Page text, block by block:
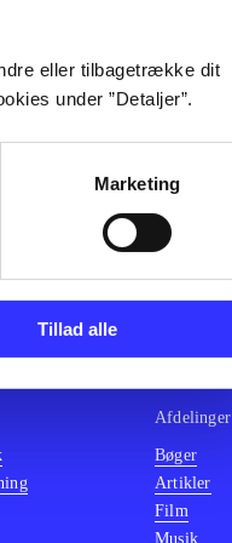
eller tilbagetrække dit
under ”Detaljer”.
Marketing
Tillad alle
Afdelinger
Bøger
Artikler
Film
Musik